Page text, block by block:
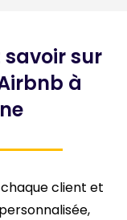
savoir sur
à
client et